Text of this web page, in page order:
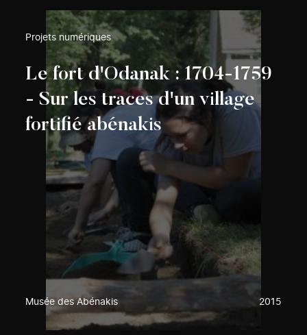
Projets numériques
Le fort d'Odanak : 1704-1759
- Sur les traces d'un village
fortifié abénakis
Musée des Abénakis 2015